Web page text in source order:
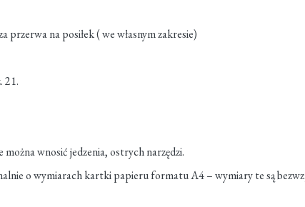
przerwa na posiłek ( we własnym zakresie)
21.
wnosić jedzenia, ostrych narzędzi.
o wymiarach kartki papieru formatu A4 – wymiary te są